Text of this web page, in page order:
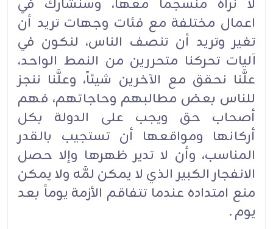
لا نراه منسجماً معها، وسنشارك في
اعمال مختلفة مع فئات وجهات تريد أن
تغير وتريد أن تنصف الناس، لنكون في
آليات تحركنا متحررين من النمط الواحد،
علَّنا نحقق مع الآخرين شيئاً، وعلَّنا ننجز
للناس بعض مطالبهم وحاجاتهم، فهم
أصحاب حق ويجب على الدولة بكل
أركانها ومواقعها أن تستجيب بالقدر
المناسب، وأن لا تدير ظهرها وإلا حصل
الانفجار الكبير الذي لا يمكن لمَّه ولا يمكن
منع امتداده عندما تتفاقم الأزمة يوماً بعد
يوم .‏